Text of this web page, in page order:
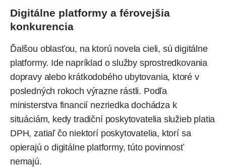
Digitálne platformy a férovejšia
konkurencia
Ďalšou oblasťou, na ktorú novela cieli, sú digitálne
platformy. Ide napríklad o služby sprostredkovania
dopravy alebo krátkodobého ubytovania, ktoré v
posledných rokoch výrazne rástli. Podľa
ministerstva financií nezriedka dochádza k
situáciám, kedy tradiční poskytovatelia služieb platia
DPH, zatiaľ čo niektorí poskytovatelia, ktorí sa
opierajú o digitálne platformy, túto povinnosť
nemajú.